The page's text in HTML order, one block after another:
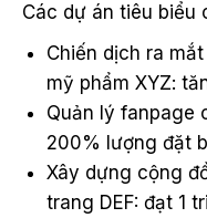
Các dự án tiêu biểu
Chiến dịch ra
mỹ phẩm XYZ:
Quản lý fanpage
200% lượng đặt
Xây dựng cộng
trang DEF: đạt 1